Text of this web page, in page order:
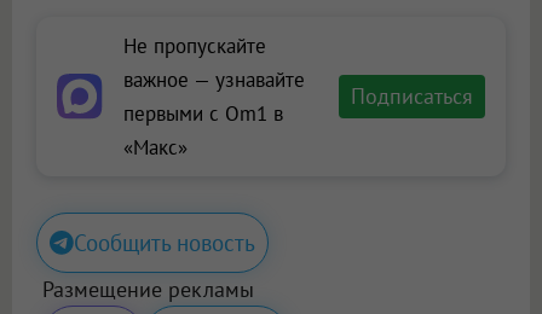
Не пропускайте
важное — узнавайте
первыми с Om1 в
«Макс»
Подписаться
Сообщить новость
Размещение рекламы